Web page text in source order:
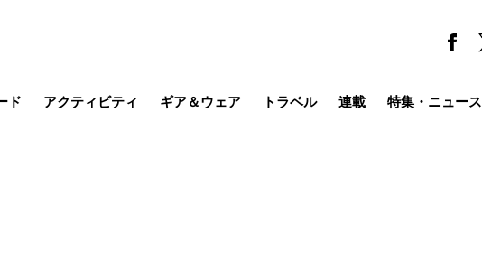
ド アクティビティ ギア＆ウェア トラベル 連載 特集・ニュース